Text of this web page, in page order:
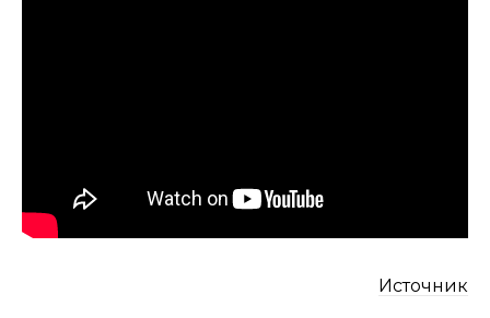
Источник